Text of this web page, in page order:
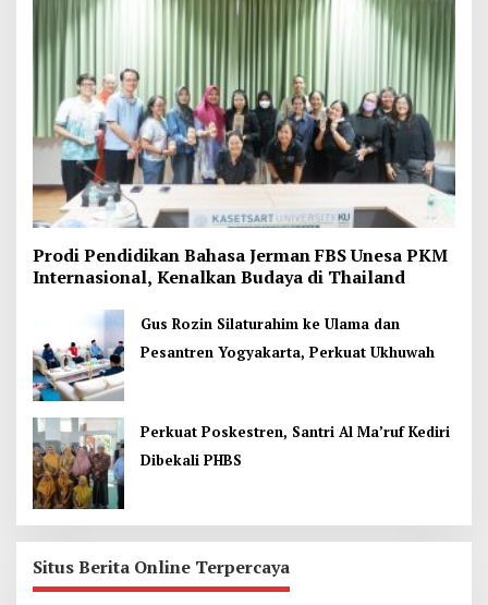
Prodi Pendidikan Bahasa Jerman FBS Unesa PKM
Internasional, Kenalkan Budaya di Thailand
Gus Rozin Silaturahim ke Ulama dan
Pesantren Yogyakarta, Perkuat Ukhuwah
Perkuat Poskestren, Santri Al Ma’ruf Kediri
Dibekali PHBS
Situs Berita Online Terpercaya